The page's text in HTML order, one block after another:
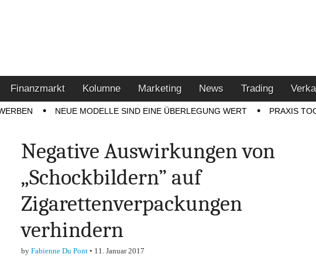
Finanzmarkt Kolumne Marketing News Trading
NEUE MODELLE SIND EINE ÜBERLEGUNG WERT PRAXIS
Negative Auswirkungen von
„Schockbildern” auf
Zigarettenverpackungen
verhindern
by Fabienne Du Pont • 11. Januar 2017